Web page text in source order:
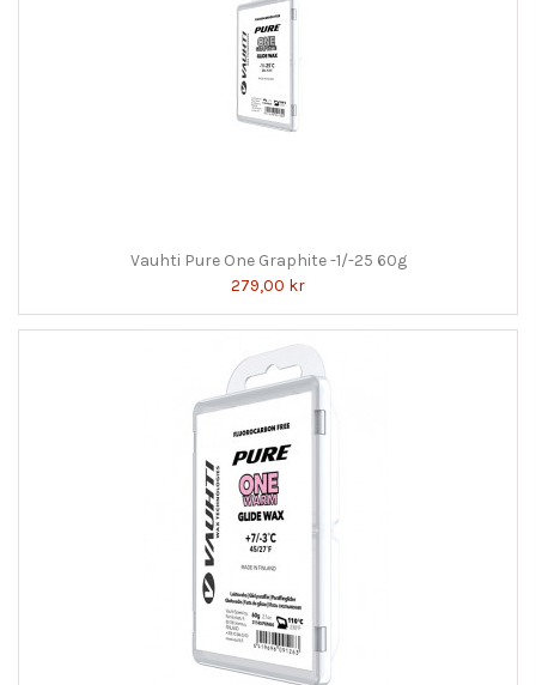
Vauhti Pure One Graphite -1/-25 60g
279,00 kr